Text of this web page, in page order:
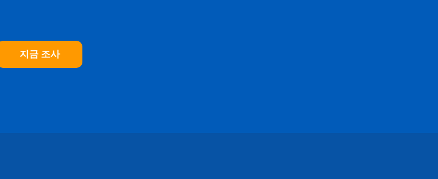
지금 조사